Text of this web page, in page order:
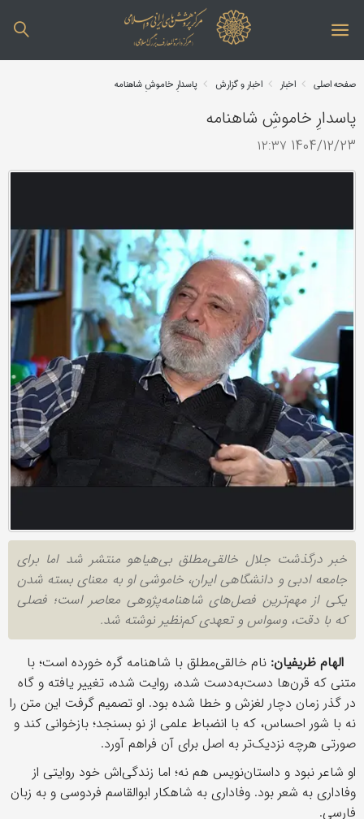
صفحه اصلی اخبار اخبار و گزارش پاسدارِ خاموشِ شاهنامه
پاسدارِ خاموشِ شاهنامه
1404/12/23 ۱۲:۳۷
خبر درگذشت جلال خالقی‌مطلق بی‌هیاهو منتشر شد اما برای
جامعه ادبی و دانشگاهی ایران، خاموشی او به معنای بسته شدن
یکی از مهم‌ترین فصل‌های شاهنامه‌پژوهی معاصر است؛ فصلی
که با دقت، وسواس و تعهدی کم‌نظیر نوشته شد.
الهام ظریفیان: نام خالقی‌مطلق با شاهنامه گره خورده است؛ با
متنی که قرن‌ها دست‌به‌دست شده، روایت شده، تغییر یافته و گاه
در گذر زمان دچار لغزش و خطا شده بود. او تصمیم گرفت این متن را
نه با شور احساس، که با انضباط علمی از نو بسنجد؛ بازخوانی کند و
صورتی هرچه نزدیک‌تر به اصل برای آن فراهم آورد.
او شاعر نبود و داستان‌نویس هم نه؛ اما زندگی‌اش خود روایتی از
وفاداری به شعر بود. وفاداری به شاهکار ابوالقاسم فردوسی و به زبان
فارسی.